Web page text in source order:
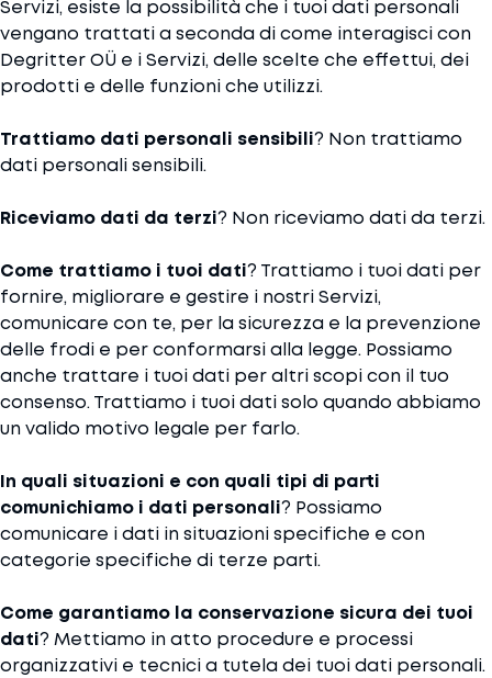
Servizi, esiste la possibilità che i tuoi dati personali
vengano trattati a seconda di come interagisci con
Degritter OÜ e i Servizi, delle scelte che effettui, dei
prodotti e delle funzioni che utilizzi.
Trattiamo dati personali sensibili? Non trattiamo
dati personali sensibili.
Riceviamo dati da terzi? Non riceviamo dati da terzi.
Come trattiamo i tuoi dati? Trattiamo i tuoi dati per
fornire, migliorare e gestire i nostri Servizi,
comunicare con te, per la sicurezza e la prevenzione
delle frodi e per conformarsi alla legge. Possiamo
anche trattare i tuoi dati per altri scopi con il tuo
consenso. Trattiamo i tuoi dati solo quando abbiamo
un valido motivo legale per farlo.
In quali situazioni e con quali tipi di parti
comunichiamo i dati personali? Possiamo
comunicare i dati in situazioni specifiche e con
categorie specifiche di terze parti.
Come garantiamo la conservazione sicura dei tuoi
dati? Mettiamo in atto procedure e processi
organizzativi e tecnici a tutela dei tuoi dati personali.